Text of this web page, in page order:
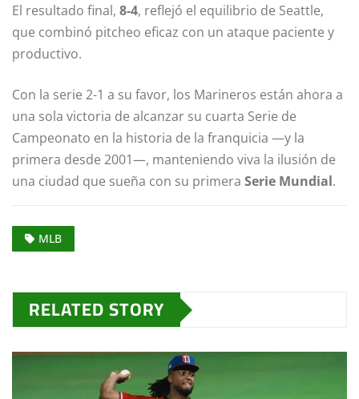
El resultado final, 8-4, reflejó el equilibrio de Seattle,
que combinó pitcheo eficaz con un ataque paciente y
productivo.
Con la serie 2-1 a su favor, los Marineros están ahora a
una sola victoria de alcanzar su cuarta Serie de
Campeonato en la historia de la franquicia —y la
primera desde 2001—, manteniendo viva la ilusión de
una ciudad que sueña con su primera Serie Mundial.
MLB
RELATED STORY